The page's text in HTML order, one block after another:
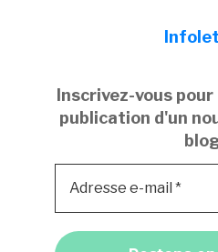
Inscrivez-vous
publication d'un